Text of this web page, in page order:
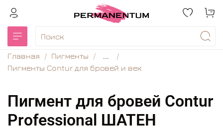
Главная Пигменты
...
Пигменты Contur для бровей и век
Пигмент для бровей Contur
Professional ШАТЕН